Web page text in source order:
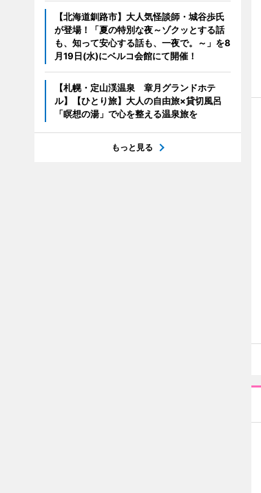
【北海道釧路市】大人気怪談師・城谷歩氏
が登場！「夏の特別な夜～ゾクッとする話
も、知って安心する話も、一夜で。～」を8
月19日(水)にベルコ会館にて開催！
【札幌・定山渓温泉 章月グランドホテ
ル】【ひとり旅】大人の自由旅×貸切風呂
「瞑想の湯」で心を整える温泉旅を
もっと見る